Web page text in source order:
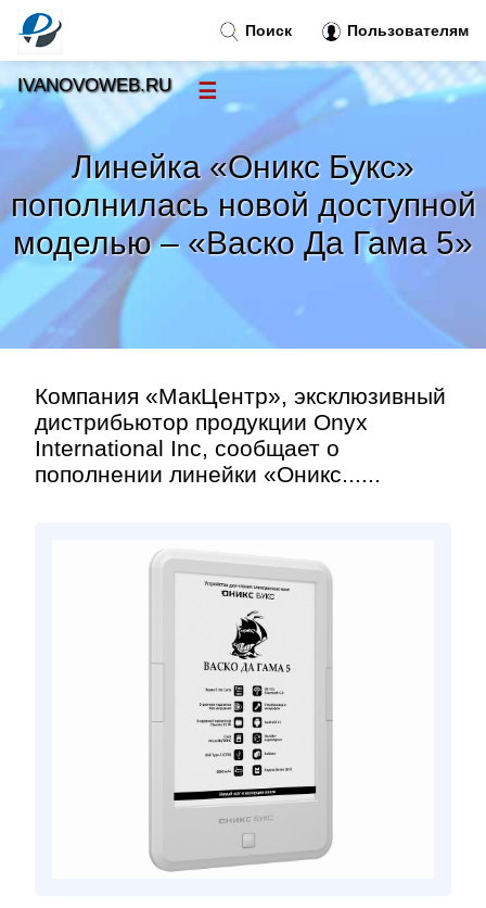
Линейка «Оникс Букс»
пополнилась новой доступной
моделью – «Васко Да Гама 5»
Компания «МакЦентр», эксклюзивный
дистрибьютор продукции Onyx
International Inc, сообщает о
пополнении линейки «Оникс......
Поиск Пользователям
IVANOVOWEB.RU ☰
Новости
Тренды новостей»
Рубрики»
Правила »